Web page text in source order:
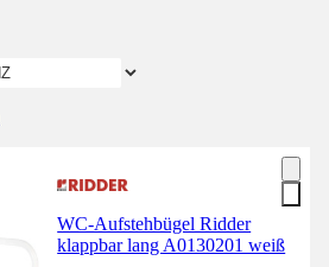
WC-Aufstehbügel Ridder
klappbar lang A0130201 weiß